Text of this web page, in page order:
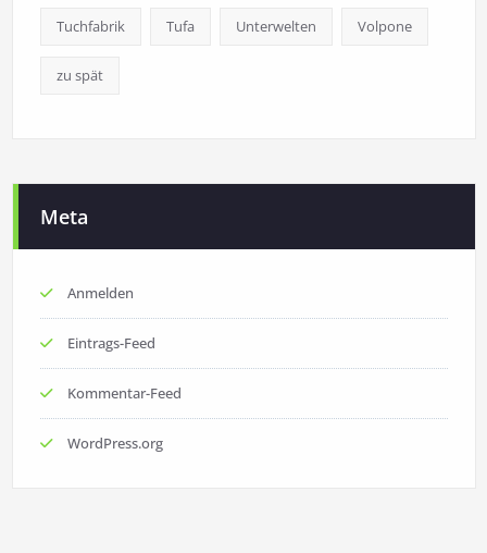
Tuchfabrik Tufa Unterwelten Volpone
zu spät
Meta
Anmelden
Eintrags-Feed
Kommentar-Feed
WordPress.org